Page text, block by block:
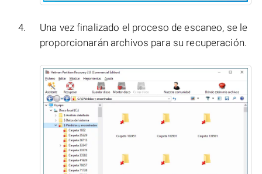
Una vez finalizado el proceso de escaneo, se le
proporcionarán archivos para su recuperación.